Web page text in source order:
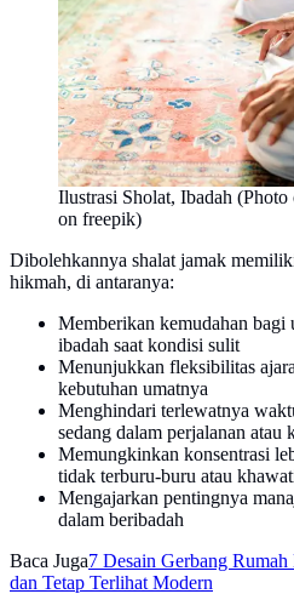
Ilustrasi Sholat, Ibadah
on freepik)
Dibolehkannya shalat jamak
hikmah, di antaranya:
Memberikan kemudahan bagi
ibadah saat kondisi sulit
Menunjukkan fleksibilitas
kebutuhan umatnya
Menghindari terlewatnya
sedang dalam perjalanan atau
Memungkinkan konsentrasi
tidak terburu-buru atau
Mengajarkan pentingnya
dalam beribadah
Baca Juga7 Desain Gerbang
dan Tetap Terlihat Modern